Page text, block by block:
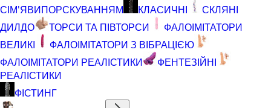
СІМ'ЯВИПОРСКУВАННЯМ
КЛАСИЧНІ
СКЛЯНІ
ДИЛДО
ТОРСИ ТА ПІВТОРСИ
ФАЛОІМІТАТОРИ
ВЕЛИКІ
ФАЛОІМІТАТОРИ З ВІБРАЦІЄЮ
ФАЛОІМІТАТОРИ РЕАЛІСТИКИ
ФЕНТЕЗІЙНІ
РЕАЛІСТИКИ
ФІСТИНГ